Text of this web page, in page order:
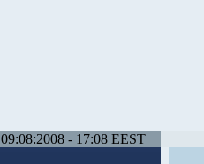
09:08:2008 - 17:08 EEST